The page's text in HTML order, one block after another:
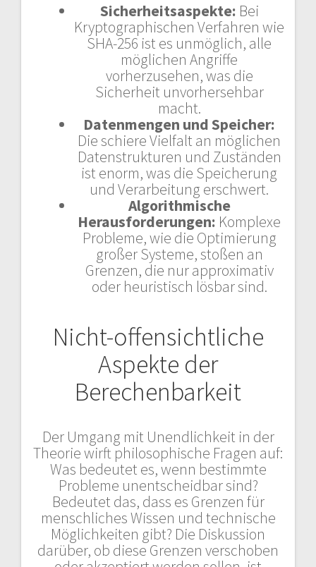
Sicherheitsaspekte: Bei
Kryptographischen Verfahren wie
SHA-256 ist es unmöglich, alle
möglichen Angriffe
vorherzusehen, was die
Sicherheit unvorhersehbar
macht.
Datenmengen und Speicher:
Die schiere Vielfalt an möglichen
Datenstrukturen und Zuständen
ist enorm, was die Speicherung
und Verarbeitung erschwert.
Algorithmische
Herausforderungen: Komplexe
Probleme, wie die Optimierung
großer Systeme, stoßen an
Grenzen, die nur approximativ
oder heuristisch lösbar sind.
Nicht-offensichtliche
Aspekte der
Berechenbarkeit
Der Umgang mit Unendlichkeit in der
Theorie wirft philosophische Fragen auf:
Was bedeutet es, wenn bestimmte
Probleme unentscheidbar sind?
Bedeutet das, dass es Grenzen für
menschliches Wissen und technische
Möglichkeiten gibt? Die Diskussion
darüber, ob diese Grenzen verschoben